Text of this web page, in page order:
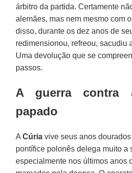
árbitro da partida. Certamente
alemães, mas nem mesmo com
disso, durante os dez anos de
redimensionou, refreou, sacudiu
Uma devolução que se
passos.
A guerra contra
papado
ACúria vive seus anos
pontífice polonês delega muito a
especialmente nos últimos anos